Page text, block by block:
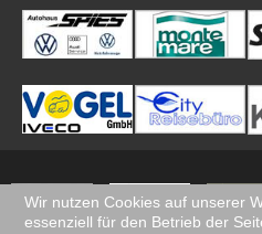
Wir nutzen Cookies auf unserer
essenziell für den Betrieb der